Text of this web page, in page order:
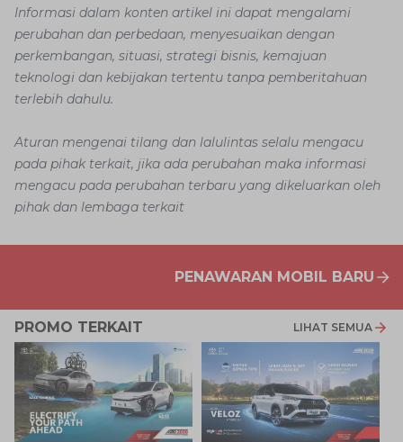
Informasi dalam konten artikel ini dapat mengalami
perubahan dan perbedaan, menyesuaikan dengan
perkembangan, situasi, strategi bisnis, kemajuan
teknologi dan kebijakan tertentu tanpa pemberitahuan
terlebih dahulu.
Aturan mengenai tilang dan lalulintas selalu mengacu
pada pihak terkait, jika ada perubahan maka informasi
mengacu pada perubahan terbaru yang dikeluarkan oleh
pihak dan lembaga terkait
PENAWARAN MOBIL BARU
PROMO TERKAIT LIHAT SEMUA